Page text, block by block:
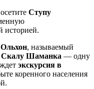
Ступу
историей.
, называемый
Скалу Шаманка — одну
экскурсия в
коренного населения